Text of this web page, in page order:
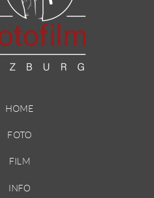
HOME
FOTO
FILM
INFO